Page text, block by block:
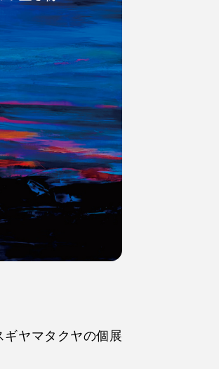
ヤマタクヤの個展